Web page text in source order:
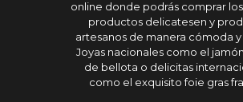
online donde podrás comprar
productos delicatesen y
artesanos de manera cómoda y
Joyas nacionales como el
de bellota o delicitas
como el exquisito foie gras